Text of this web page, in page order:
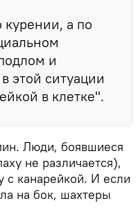
курении, а по
и
этой ситуации
в клетке".
Люди, боявшиеся
не различается),
с канарейкой. И если
на бок, шахтеры